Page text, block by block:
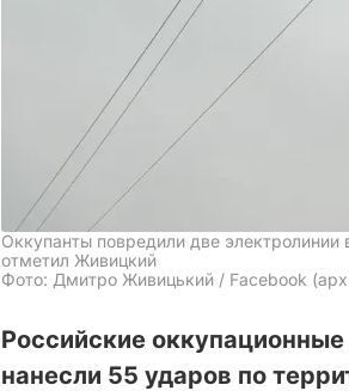
Оккупанты повредили две
отметил Живицкий
Фото: Дмитро Живицький / Facebook
Российские
нанесли 55 ударов по